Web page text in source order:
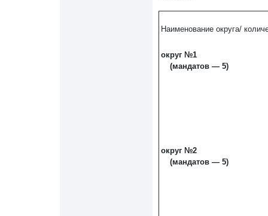
Наименование округа/
округ №1
(мандатов — 5)
округ №2
(мандатов — 5)